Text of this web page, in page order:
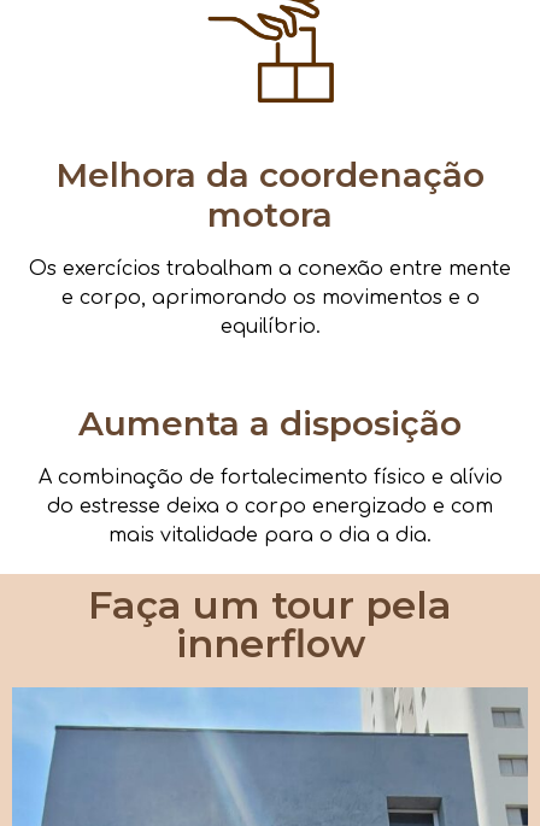
Melhora da coordenação
motora
Os exercícios trabalham a conexão entre mente
e corpo, aprimorando os movimentos e o
equilíbrio.
Aumenta a disposição
A combinação de fortalecimento físico e alívio
do estresse deixa o corpo energizado e com
mais vitalidade para o dia a dia.
Faça um tour pela
innerflow